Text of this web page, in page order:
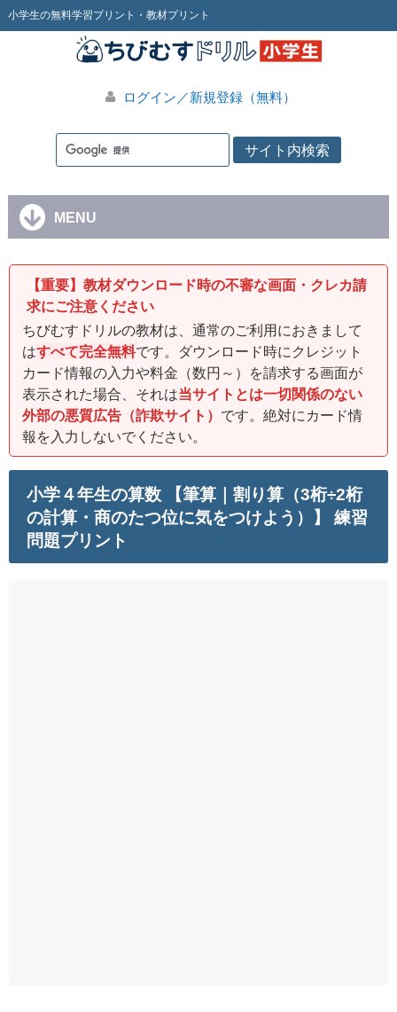
小学生の無料学習プリント・教材プリント
ログイン／新規登録（無料）
MENU
【重要】教材ダウンロード時の不審な画面・クレカ請
求にご注意ください
ちびむすドリルの教材は、通常のご利用におきまして
はすべて完全無料です。ダウンロード時にクレジット
カード情報の入力や料金（数円～）を請求する画面が
表示された場合、それは当サイトとは一切関係のない
外部の悪質広告（詐欺サイト） です。絶対にカード情
報を入力しないでください。
小学４年生の算数 【筆算｜割り算（3桁÷2桁
の計算・商のたつ位に気をつけよう）】 練習
問題プリント